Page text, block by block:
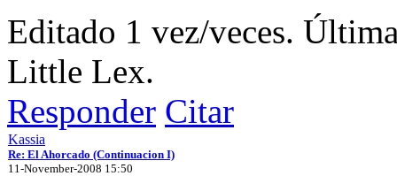
Editado 1 vez/veces.
Little Lex.
Responder Citar
Kassia
Re: El Ahorcado (Continuacion I)
11-November-2008 15:50